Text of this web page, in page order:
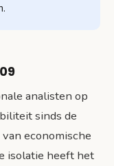
analisten op
sinds de
economische
isolatie heeft het